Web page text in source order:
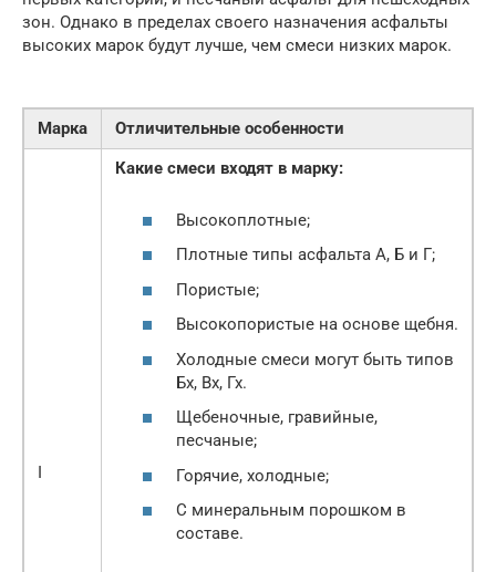
зон. Однако в пределах своего назначения асфальты
высоких марок будут лучше, чем смеси низких марок.
Марка Отличительные особенности
I
Какие смеси входят в марку:
Высокоплотные;
Плотные типы асфальта А, Б и Г;
Пористые;
Высокопористые на основе щебня.
Холодные смеси могут быть типов
Бх, Вх, Гх.
Щебеночные, гравийные,
песчаные;
Горячие, холодные;
С минеральным порошком в
составе.